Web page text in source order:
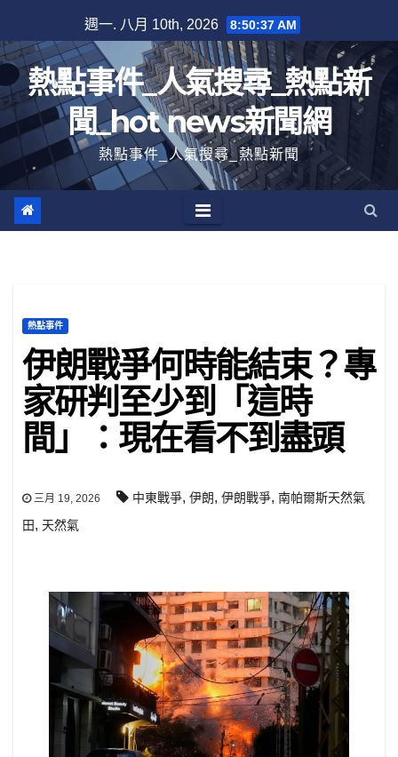
至
內
容
週一. 八月 10th, 2026 8:50:38 AM
熱點事件_人氣搜尋_熱點新
聞_hot news新聞網
熱點事件_人氣搜尋_熱點新聞
熱點事件
伊朗戰爭何時能結束？專
家研判至少到「這時
間」：現在看不到盡頭
三月 19, 2026 中東戰爭, 伊朗, 伊朗戰爭, 南帕爾斯天然氣
田, 天然氣